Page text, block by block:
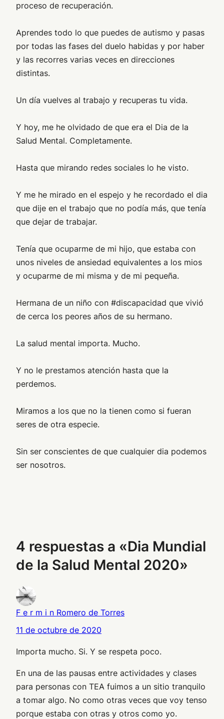
proceso de recuperación.
Aprendes todo lo que puedes de autismo y pasas
por todas las fases del duelo habidas y por haber
y las recorres varias veces en direcciones
distintas.
Un día vuelves al trabajo y recuperas tu vida.
Y hoy, me he olvidado de que era el Dia de la
Salud Mental. Completamente.
Hasta que mirando redes sociales lo he visto.
Y me he mirado en el espejo y he recordado el dia
que dije en el trabajo que no podía más, que tenía
que dejar de trabajar.
Tenía que ocuparme de mi hijo, que estaba con
unos niveles de ansiedad equivalentes a los mios
y ocuparme de mi misma y de mi pequeña.
Hermana de un niño con #discapacidad que vivió
de cerca los peores años de su hermano.
La salud mental importa. Mucho.
Y no le prestamos atención hasta que la
perdemos.
Miramos a los que no la tienen como si fueran
seres de otra especie.
Sin ser conscientes de que cualquier dia podemos
ser nosotros.
4 respuestas a «Dia Mundial
de la Salud Mental 2020»
F e r m i n Romero de Torres
11 de octubre de 2020
Importa mucho. Si. Y se respeta poco.
En una de las pausas entre actividades y clases
para personas con TEA fuimos a un sitio tranquilo
a tomar algo. No como otras veces que voy tenso
porque estaba con otras y otros como yo.